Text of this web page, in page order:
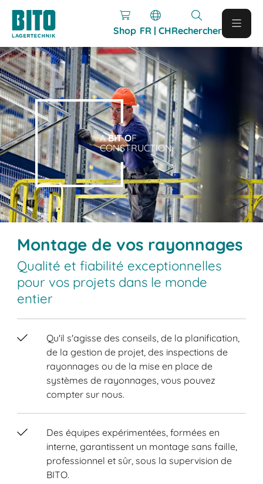
Shop FR | CHRechercher
ABIT OF
CONSTRUCTION.
Montage de vos rayonnages
Qualité et fiabilité exceptionnelles
pour vos projets dans le monde
entier
Qu'il s'agisse des conseils, de la planification,
de la gestion de projet, des inspections de
rayonnages ou de la mise en place de
systèmes de rayonnages, vous pouvez
compter sur nous.
Des équipes expérimentées, formées en
interne, garantissent un montage sans faille,
professionnel et sûr, sous la supervision de
BITO.